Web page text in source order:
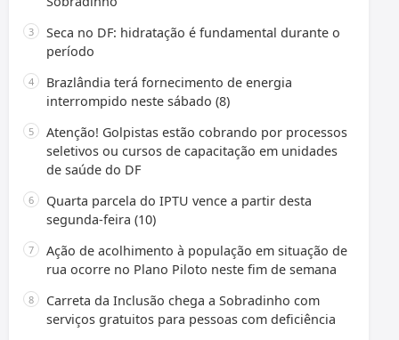
Seca no DF: hidratação é fundamental durante o
período
Brazlândia terá fornecimento de energia
interrompido neste sábado (8)
Atenção! Golpistas estão cobrando por processos
seletivos ou cursos de capacitação em unidades
de saúde do DF
Quarta parcela do IPTU vence a partir desta
segunda-feira (10)
Ação de acolhimento à população em situação de
rua ocorre no Plano Piloto neste fim de semana
Carreta da Inclusão chega a Sobradinho com
serviços gratuitos para pessoas com deficiência